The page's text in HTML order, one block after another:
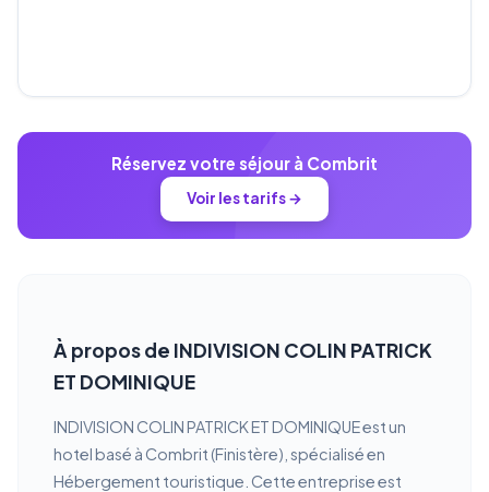
Réservez votre séjour à Combrit
Voir les tarifs →
À propos de INDIVISION COLIN PATRICK
ET DOMINIQUE
INDIVISION COLIN PATRICK ET DOMINIQUE est un
hotel basé à Combrit (Finistère), spécialisé en
Hébergement touristique. Cette entreprise est